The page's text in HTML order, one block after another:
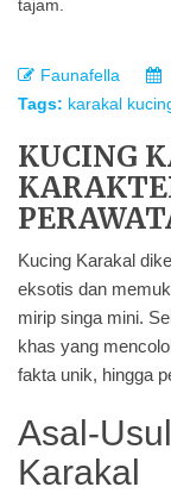
Faunafella
Tags: karakal
KUCING
Kucing Karakal
eksotis dan
mirip singa mini.
khas yang
fakta unik, hingga
Asal-
Karakal